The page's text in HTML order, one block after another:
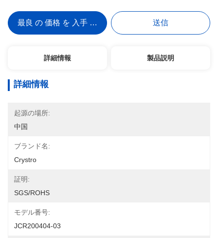
最良 の 価格 を 入手 する 送信
詳細情報 製品説明
詳細情報
起源の場所:
中国
ブランド名:
Crystro
証明:
SGS/ROHS
モデル番号:
JCR200404-03